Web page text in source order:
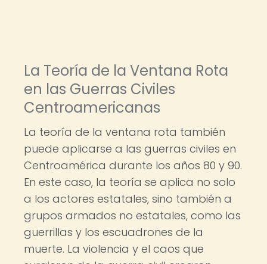
La Teoría de la Ventana Rota
en las Guerras Civiles
Centroamericanas
La teoría de la ventana rota también
puede aplicarse a las guerras civiles en
Centroamérica durante los años 80 y 90.
En este caso, la teoría se aplica no solo
a los actores estatales, sino también a
grupos armados no estatales, como las
guerrillas y los escuadrones de la
muerte. La violencia y el caos que